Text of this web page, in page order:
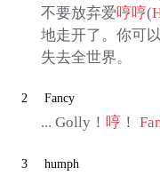
不要放弃爱哼哼(
地走开了。你可
失去全世界。
2 Fancy
... Golly！ 哼！
3 humph